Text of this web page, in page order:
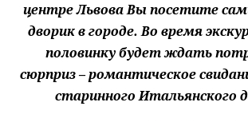
центре Львова Вы посетите
дворик в городе. Во время
половинку будет ждать
сюрприз – романтическое
старинного Итальянского